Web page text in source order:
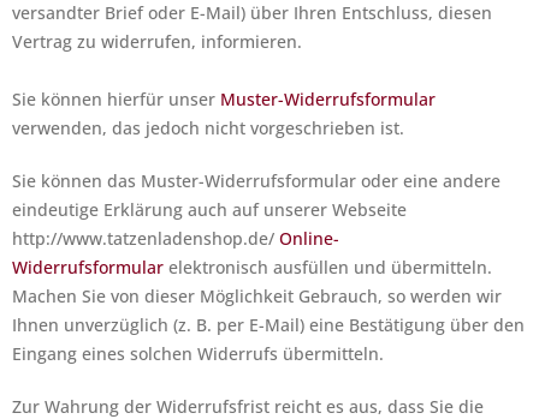
versandter Brief oder E-Mail) über Ihren Entschluss, diesen
Vertrag zu widerrufen, informieren.
Sie können hierfür unser Muster-Widerrufsformular
verwenden, das jedoch nicht vorgeschrieben ist.
Sie können das Muster-Widerrufsformular oder eine andere
eindeutige Erklärung auch auf unserer Webseite
http://www.tatzenladenshop.de/ Online-
Widerrufsformular elektronisch ausfüllen und übermitteln.
Machen Sie von dieser Möglichkeit Gebrauch, so werden wir
Ihnen unverzüglich (z. B. per E-Mail) eine Bestätigung über den
Eingang eines solchen Widerrufs übermitteln.
Zur Wahrung der Widerrufsfrist reicht es aus, dass Sie die